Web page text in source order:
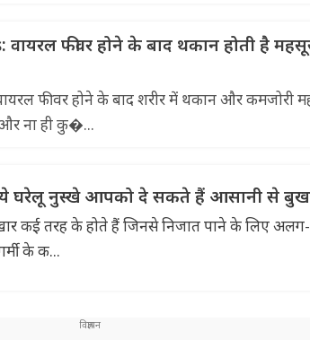
फीवर होने के बाद थकान होती है
फीवर होने के बाद शरीर में थकान और कमजोरी
ना ही कु�...
घरेलू नुस्खे आपको दे सकते हैं आसानी से
कई तरह के होते हैं जिनसे निजात पाने के लिए अलग-
के क...